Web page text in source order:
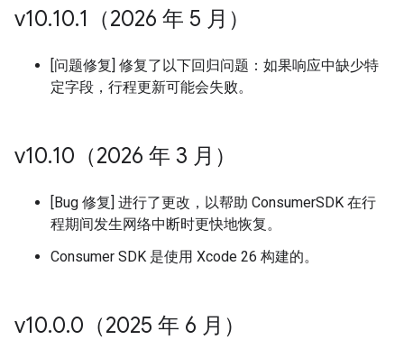
v10.10.1（2026 年 5 月）
[问题修复] 修复了以下回归问题：如果响应中缺少特
定字段，行程更新可能会失败。
v10.10（2026 年 3 月）
[Bug 修复] 进行了更改，以帮助 ConsumerSDK 在行
程期间发生网络中断时更快地恢复。
Consumer SDK 是使用 Xcode 26 构建的。
v10.0.0（2025 年 6 月）